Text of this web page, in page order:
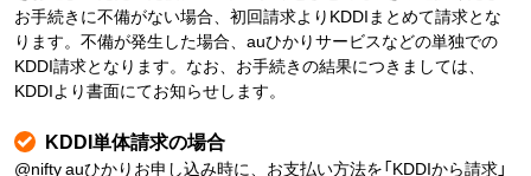
お手続きに不備がない場合、初回請求よりKDDIまとめて請求とな
ります。不備が発生した場合、auひかりサービスなどの単独での
KDDI請求となります。なお、お手続きの結果につきましては、
KDDIより書面にてお知らせします。
KDDI単体請求の場合
@nifty auひかりお申し込み時に、お支払い方法を「KDDIから請求」